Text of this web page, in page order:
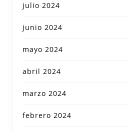
julio 2024
junio 2024
mayo 2024
abril 2024
marzo 2024
febrero 2024